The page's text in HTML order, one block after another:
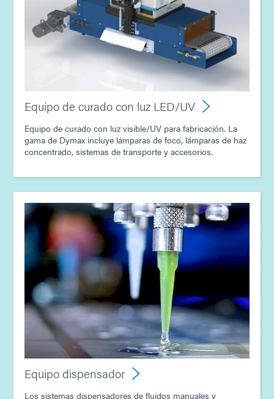
Guía: Equipo dispensador (Europa|ES)
Guía: Equipo dispensador (América|ES)
Guía: Tecnología de curado por luz ultravioleta (ES)
Equipo de curado con luz LED/UV
Equipo de curado con luz visible/UV para fabricación. La
gama de Dymax incluye lámparas de foco, lámparas de haz
concentrado, sistemas de transporte y accesorios.
Equipo dispensador
Los sistemas dispensadores de fluidos manuales y